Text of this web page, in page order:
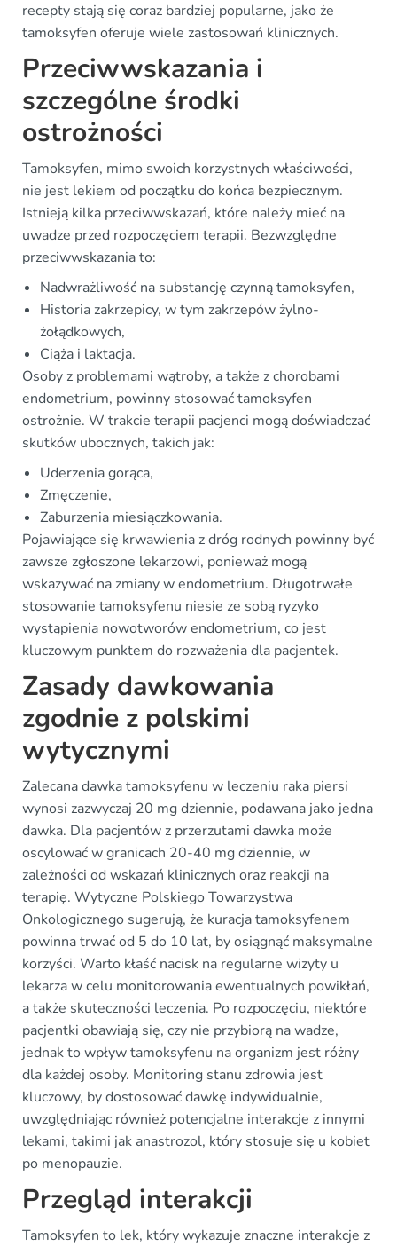
recepty stają się coraz bardziej popularne, jako że
tamoksyfen oferuje wiele zastosowań klinicznych.
Przeciwwskazania i
szczególne środki
ostrożności
Tamoksyfen, mimo swoich korzystnych właściwości,
nie jest lekiem od początku do końca bezpiecznym.
Istnieją kilka przeciwwskazań, które należy mieć na
uwadze przed rozpoczęciem terapii. Bezwzględne
przeciwwskazania to:
Nadwrażliwość na substancję czynną tamoksyfen,
Historia zakrzepicy, w tym zakrzepów żylno-
żołądkowych,
Ciąża i laktacja.
Osoby z problemami wątroby, a także z chorobami
endometrium, powinny stosować tamoksyfen
ostrożnie. W trakcie terapii pacjenci mogą doświadczać
skutków ubocznych, takich jak:
Uderzenia gorąca,
Zmęczenie,
Zaburzenia miesiączkowania.
Pojawiające się krwawienia z dróg rodnych powinny być
zawsze zgłoszone lekarzowi, ponieważ mogą
wskazywać na zmiany w endometrium. Długotrwałe
stosowanie tamoksyfenu niesie ze sobą ryzyko
wystąpienia nowotworów endometrium, co jest
kluczowym punktem do rozważenia dla pacjentek.
Zasady dawkowania
zgodnie z polskimi
wytycznymi
Zalecana dawka tamoksyfenu w leczeniu raka piersi
wynosi zazwyczaj 20 mg dziennie, podawana jako jedna
dawka. Dla pacjentów z przerzutami dawka może
oscylować w granicach 20-40 mg dziennie, w
zależności od wskazań klinicznych oraz reakcji na
terapię. Wytyczne Polskiego Towarzystwa
Onkologicznego sugerują, że kuracja tamoksyfenem
powinna trwać od 5 do 10 lat, by osiągnąć maksymalne
korzyści. Warto kłaść nacisk na regularne wizyty u
lekarza w celu monitorowania ewentualnych powikłań,
a także skuteczności leczenia. Po rozpoczęciu, niektóre
pacjentki obawiają się, czy nie przybiorą na wadze,
jednak to wpływ tamoksyfenu na organizm jest różny
dla każdej osoby. Monitoring stanu zdrowia jest
kluczowy, by dostosować dawkę indywidualnie,
uwzględniając również potencjalne interakcje z innymi
lekami, takimi jak anastrozol, który stosuje się u kobiet
po menopauzie.
Przegląd interakcji
Tamoksyfen to lek, który wykazuje znaczne interakcje z